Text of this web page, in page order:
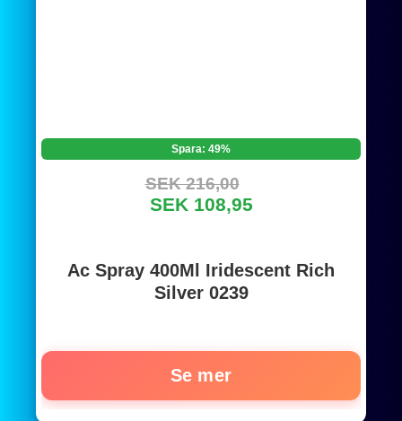
Spara: 49%
SEK 216,00
SEK 108,95
Ac Spray 400Ml Iridescent Rich
Silver 0239
Se mer